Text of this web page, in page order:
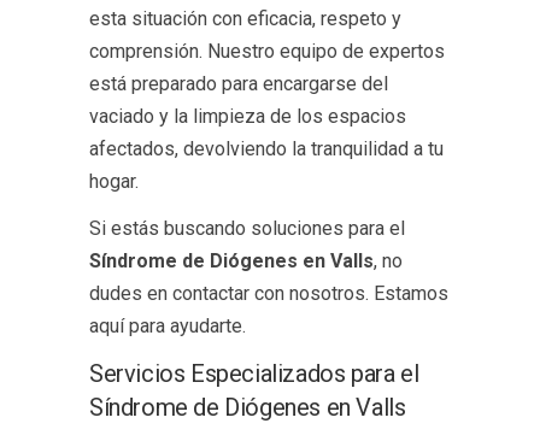
esta situación con eficacia, respeto y
comprensión. Nuestro equipo de expertos
está preparado para encargarse del
vaciado y la limpieza de los espacios
afectados, devolviendo la tranquilidad a tu
hogar.
Si estás buscando soluciones para el
Síndrome de Diógenes en Valls, no
dudes en contactar con nosotros. Estamos
aquí para ayudarte.
Servicios Especializados para el
Síndrome de Diógenes en Valls